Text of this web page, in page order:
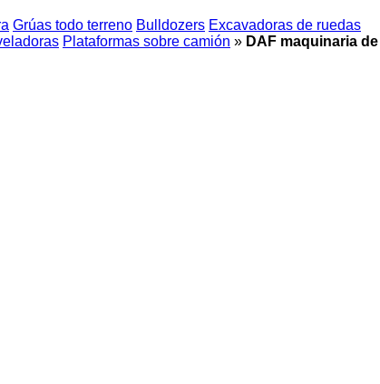
Grúas todo terreno Bulldozers Excavadoras de ruedas
Plataformas sobre camión » DAF maquinaria de